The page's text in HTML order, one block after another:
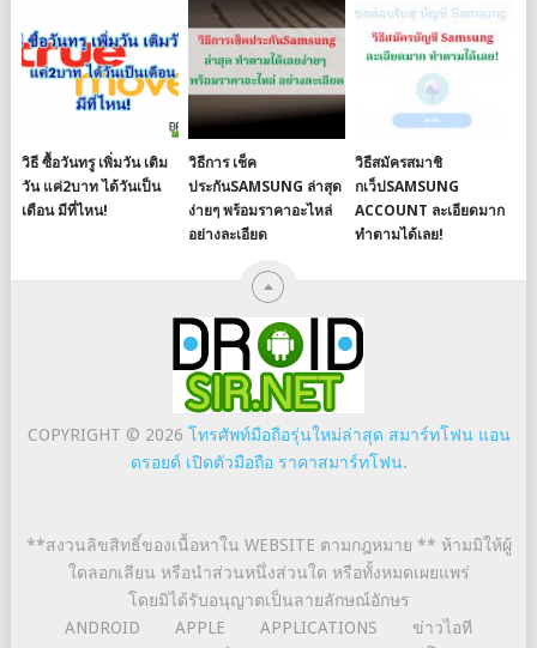
วิธี ซื้อวันทรู เพิ่มวัน เติม
วัน แค่2บาท ได้วันเป็น
เดือน มีที่ไหน!
วิธีการ เช็ค
ประกันSAMSUNG ล่าสุด
ง่ายๆ พร้อมราคาอะไหล่
อย่างละเอียด
วิธีสมัครสมาชิ
กเว็ปSAMSUNG
ACCOUNT ละเอียดมาก
ทำตามได้เลย!
COPYRIGHT © 2026 โทรศัพท์มือถือรุ่นใหม่ล่าสุด สมาร์ทโฟน แอน
ดรอยด์ เปิดตัวมือถือ ราคาสมาร์ทโฟน.
**สงวนลิขสิทธิ์ของเนื้อหาใน WEBSITE ตามกฎหมาย ** ห้ามมิให้ผู้
ใดลอกเลียน หรือนำส่วนหนึ่งส่วนใด หรือทั้งหมดเผยแพร่
โดยมิได้รับอนุญาตเป็นลายลักษณ์อักษร
ANDROID
APPLE APPLICATIONS
ข่าวไอที